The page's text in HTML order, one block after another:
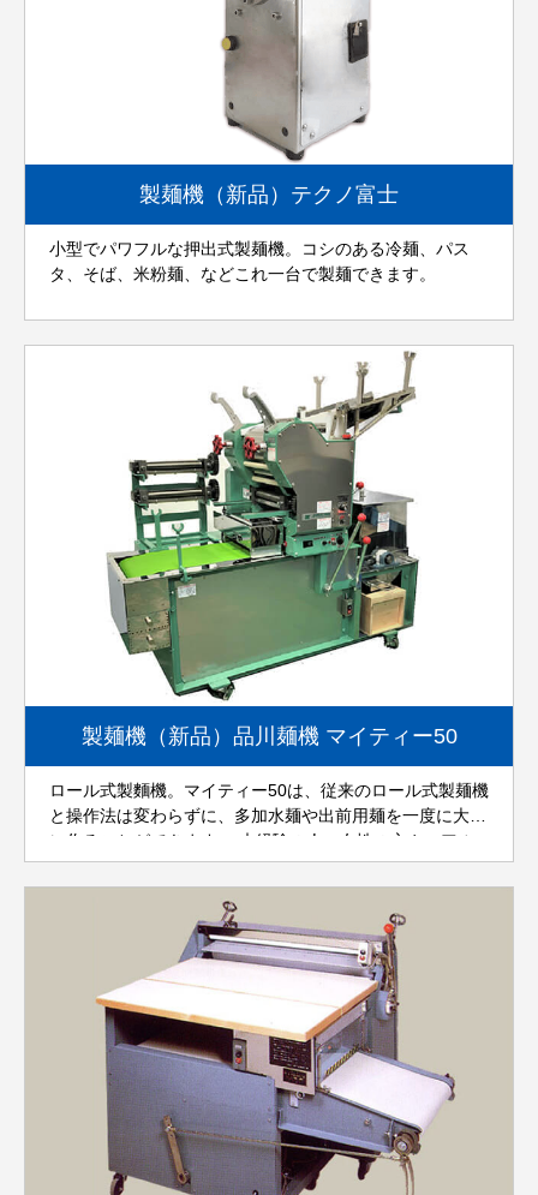
製麺機（新品）テクノ富士
小型でパワフルな押出式製麺機。コシのある冷麺、パス
タ、そば、米粉麺、などこれ一台で製麺できます。
製麺機（新品）品川麺機 マイティー50
ロール式製麵機。マイティー50は、従来のロール式製麺機
と操作法は変わらずに、多加水麺や出前用麺を一度に大量
に作ることができます。 未経験の人、女性の方や、アル
バイト・パートでも、安心して操作でき、職人的な勘や熟
練は不要です。麺の長さも自由に変えられます！ ロー
ル・コンベア及びミキサーの回転スピードを変えることが
できるので、作業する人のペースに合わせられます。